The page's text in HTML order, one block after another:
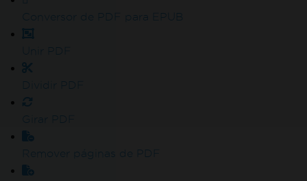
Conversor de PDF para EPUB
Unir PDF
Dividir PDF
Girar PDF
Remover páginas de PDF